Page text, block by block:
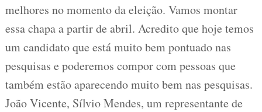
melhores no momento da eleição. Vamos montar
essa chapa a partir de abril. Acredito que hoje temos
um candidato que está muito bem pontuado nas
pesquisas e poderemos compor com pessoas que
também estão aparecendo muito bem nas pesquisas.
João Vicente, Sílvio Mendes, um representante de